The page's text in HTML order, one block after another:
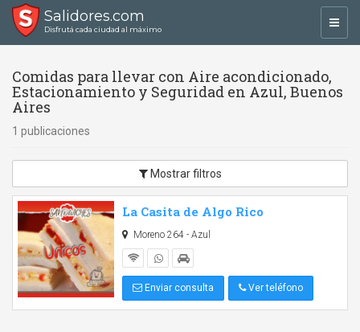
Salidores.com
Disfrutá cada ciudad al máximo
Comidas para llevar con Aire acondicionado,
Estacionamiento y Seguridad en Azul, Buenos
Aires
1 publicaciones
Mostrar filtros
La Casita de Algo Rico
Moreno 264 - Azul
Enviar consulta Ver teléfono